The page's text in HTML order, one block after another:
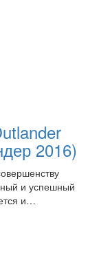
2016)
и успешный
и…